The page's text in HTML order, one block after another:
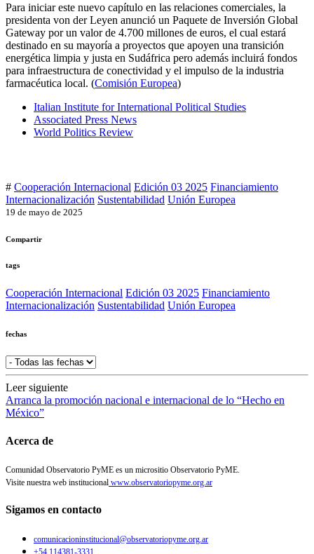
Para iniciar este nuevo capítulo en las relaciones comerciales, la
presidenta von der Leyen anunció un Paquete de Inversión Global
Gateway por un valor de 4.700 millones de euros, el cual estará
destinado en su mayoría a proyectos que apoyen una transición
energética limpia y justa en Sudáfrica pero además incluirá fondos
para infraestructura de conectividad y el impulso de la industria
farmacéutica local. (Comisión Europea)
Italian Institute for International Political Studies
Associated Press News
World Politics Review
# Cooperación Internacional Edición 03 2025 Financiamiento
Internacionalización Sustentabilidad Unión Europea
19 de mayo de 2025
Compartir
tags
Cooperación Internacional Edición 03 2025 Financiamiento
Internacionalización Sustentabilidad Unión Europea
fechas
Leer siguiente
Arranca la promoción nacional e internacional de lo “Hecho en
México”
Acerca de
Comunidad Observatorio PyME es un micrositio Observatorio PyME.
Visite nuestra web institucional www.observatoriopyme.org.ar
Sigamos en contacto
comunicacioninstitucional@observatoriopyme.org.ar
+54 114381-3331